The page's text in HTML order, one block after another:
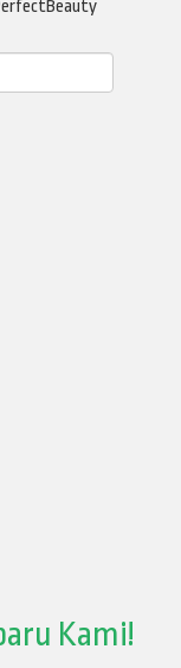
Kami!